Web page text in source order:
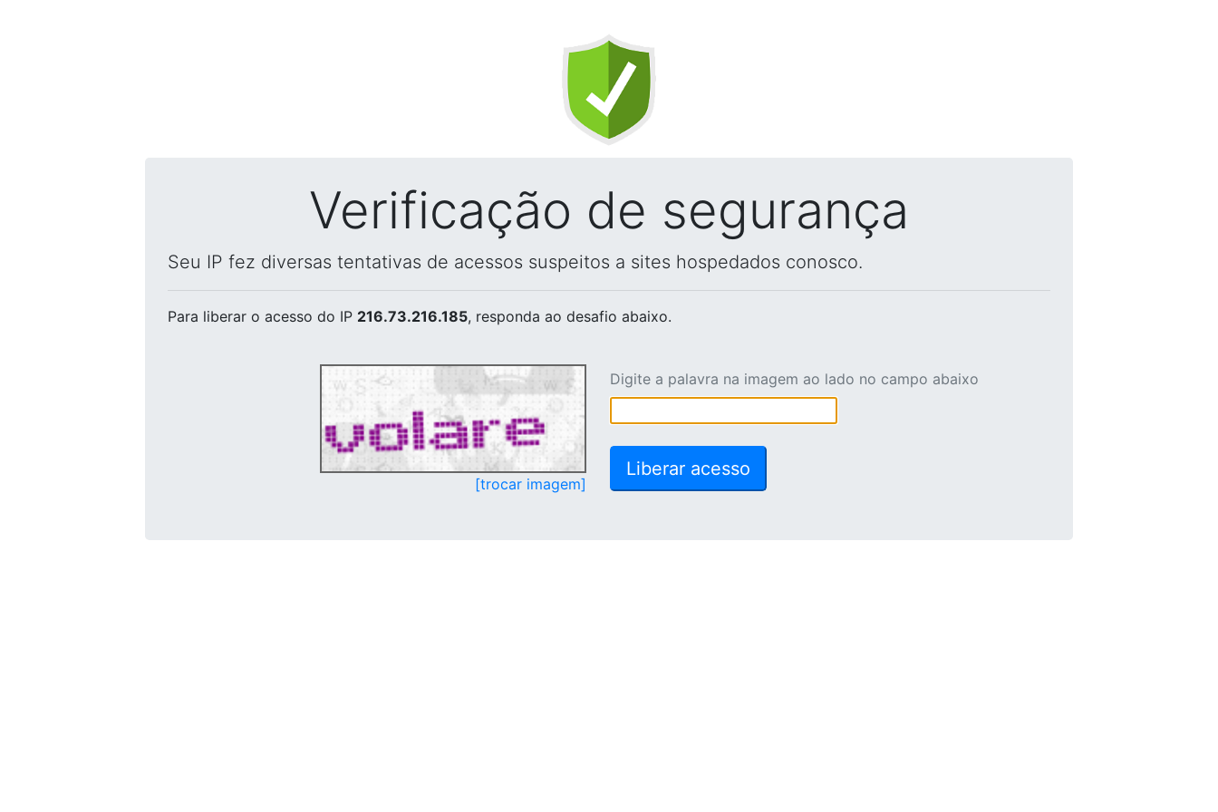
Verificação de segurança
Seu IP fez diversas tentativas de acessos suspeitos a sites hospedados conosco.
Para liberar o acesso do IP 216.73.216.185, responda ao desafio abaixo.
[trocar imagem]
Digite a palavra na imagem ao lado no campo abaixo